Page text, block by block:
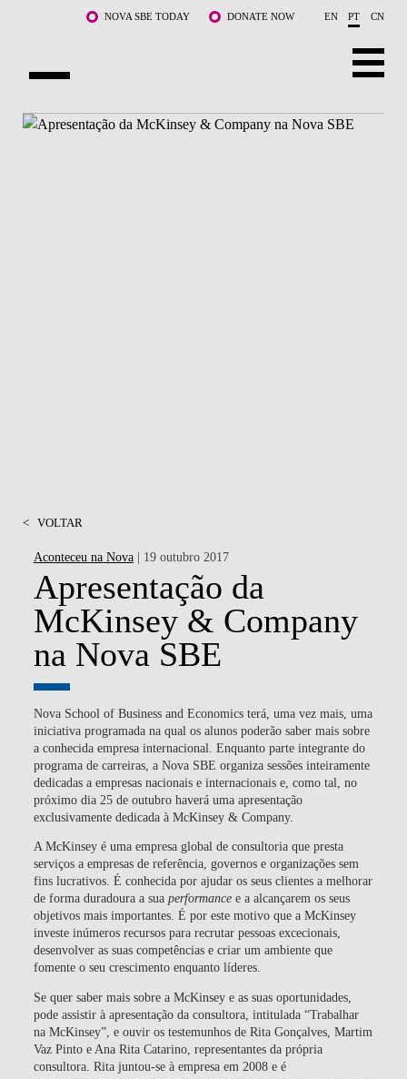
Saltar para o conteúdo principalNOVA SBE TODAY DONATE NOW EN PT CN
SOBRE NÓS
< VOLTAR
Aconteceu na Nova| 19 outubro 2017
Apresentação da
McKinsey & Company
na Nova SBE
Nova School of Business and Economics terá, uma vez mais, uma
iniciativa programada na qual os alunos poderão saber mais sobre
a conhecida empresa internacional. Enquanto parte integrante do
programa de carreiras, a Nova SBE organiza sessões inteiramente
dedicadas a empresas nacionais e internacionais e, como tal, no
próximo dia 25 de outubro haverá uma apresentação
exclusivamente dedicada à McKinsey & Company.
A McKinsey é uma empresa global de consultoria que presta
serviços a empresas de referência, governos e organizações sem
fins lucrativos. É conhecida por ajudar os seus clientes a melhorar
de forma duradoura a sua performancee a alcançarem os seus
objetivos mais importantes. É por este motivo que a McKinsey
investe inúmeros recursos para recrutar pessoas excecionais,
desenvolver as suas competências e criar um ambiente que
fomente o seu crescimento enquanto líderes.
Se quer saber mais sobre a McKinsey e as suas oportunidades,
pode assistir à apresentação da consultora, intitulada “Trabalhar
na McKinsey”, e ouvir os testemunhos de Rita Gonçalves, Martim
Vaz Pinto e Ana Rita Catarino, representantes da própria
consultora. Rita juntou-se à empresa em 2008 e é